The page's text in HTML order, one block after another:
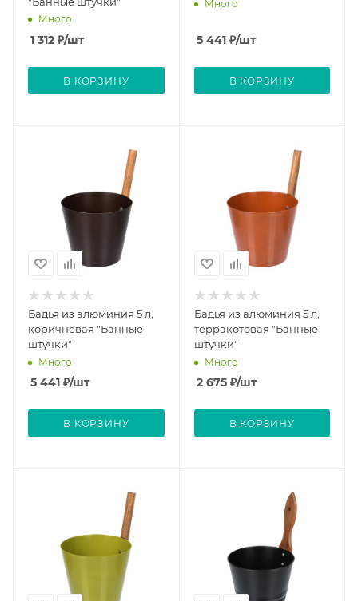
Много
1 312 ₽/шт
В КОРЗИНУ
Много
5 441₽/шт
В КОРЗИНУ
Бадья из алюминия 5 л,
коричневая "Банные
штучки"
Много
5 441 ₽/шт
В КОРЗИНУ
Бадья из алюминия 5 л,
терракотовая "Банные
штучки"
Много
2 675₽/шт
В КОРЗИНУ